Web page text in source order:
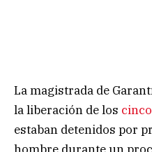
La magistrada de
la liberación de los
estaban detenidos por